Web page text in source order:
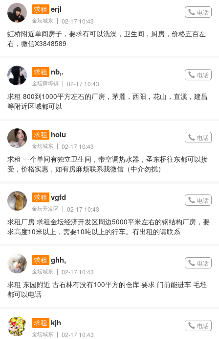
求租 erjl
金坛城东 02-17 10:43
电话
虹桥附近单间房子，要求有可以洗澡，卫生间，厨房，价格五百左
右，微信X3848589
求租 nb,.
金坛薛埠镇 02-17 10:43
电话
求租 800到1000平方左右的厂房，茅麓，西阳，花山，直溪，建昌
等附近区域都可以
求租 hoiu
金坛城东 02-17 10:43
电话
求租 一个单间有独立卫生间，带空调热水器，圣东桥往东都可以接
受，价格实惠，如有房麻烦联系我微信（中介勿扰）
求租 vgfd
金坛开发区 02-17 10:43
电话
求租厂房 求租金坛经济开发区周边5000平米左右的钢结构厂房，要
求高度10米以上，需要10吨以上的行车。有出租的请联系
求租 ghh,
金坛城东 02-17 10:43
电话
求租 东园附近 古石林有没有100平方的仓库 要求 门前能进车 毛坯
都可以电话
求租 kjh
金坛城东 02-17 10:43
电话